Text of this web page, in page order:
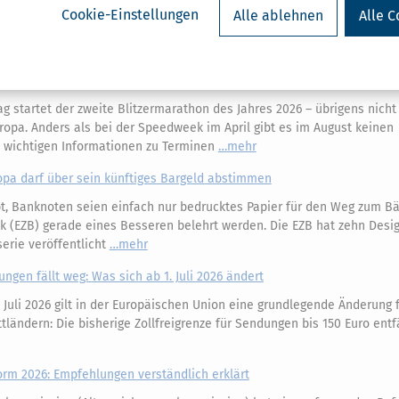
Cookie-Einstellungen Alle ablehnen Alle
startet der zweite Blitzermarathon des Jahres 2026 – übrigens
Anders als bei der Speedweek im April gibt es im August keinen
Informationen zu Terminen
mehr
darf über sein künftiges Bargeld abstimmen
Banknoten seien einfach nur bedrucktes Papier für den Weg zum
gerade eines Besseren belehrt werden. Die EZB hat zehn
veröffentlicht
mehr
fällt weg: Was sich ab 1. Juli 2026 ändert
2026 gilt in der Europäischen Union eine grundlegende Änderung
Die bisherige Zollfreigrenze für Sendungen bis 150 Euro
2026: Empfehlungen verständlich erklärt